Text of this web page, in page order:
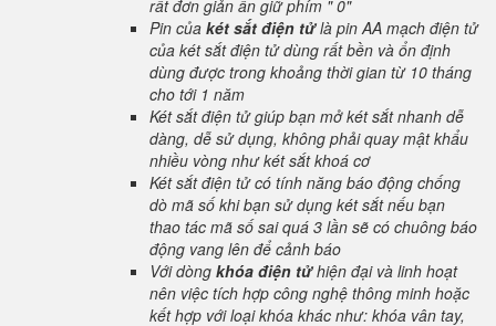
rất đơn giản ấn giữ phím " 0"
Pin của két sắt điện tửlà pin AA mạch điện tử
của két sắt điện tử dùng rất bền và ổn định
dùng được trong khoảng thời gian từ 10 tháng
cho tới 1 năm
Két sắt điện tử giúp bạn mở két sắt nhanh dễ
dàng, dễ sử dụng, không phải quay mật khẩu
nhiều vòng như két sắt khoá cơ
Két sắt điện tử có tính năng báo động chống
dò mã số khi bạn sử dụng két sắt nếu bạn
thao tác mã số sai quá 3 lần sẽ có chuông báo
động vang lên để cảnh báo
Với dòng khóa điện tửhiện đại và linh hoạt
nên việc tích hợp công nghệ thông minh hoặc
kết hợp với loại khóa khác như: khóa vân tay,